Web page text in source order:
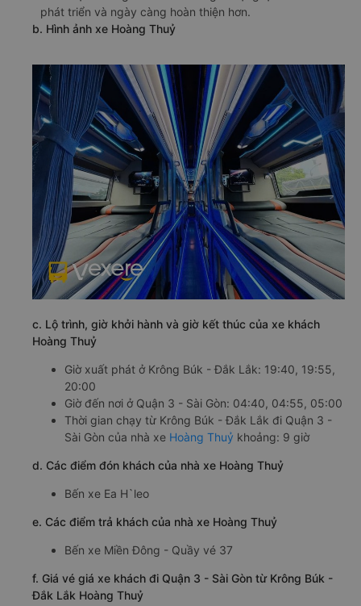
phát triển và ngày càng hoàn thiện hơn.
b. Hình ảnh xe Hoàng Thuỷ
c. Lộ trình, giờ khởi hành và giờ kết thúc của xe khách
Hoàng Thuỷ
Giờ xuất phát ở Krông Búk - Đắk Lắk: 19:40, 19:55,
20:00
Giờ đến nơi ở Quận 3 - Sài Gòn: 04:40, 04:55, 05:00
Thời gian chạy từ Krông Búk - Đắk Lắk đi Quận 3 -
Sài Gòn của nhà xe Hoàng Thuỷ khoảng: 9 giờ
d. Các điểm đón khách của nhà xe Hoàng Thuỷ
Bến xe Ea H`leo
e. Các điểm trả khách của nhà xe Hoàng Thuỷ
Bến xe Miền Đông - Quầy vé 37
f. Giá vé giá xe khách đi Quận 3 - Sài Gòn từ Krông Búk -
Đắk Lắk Hoàng Thuỷ